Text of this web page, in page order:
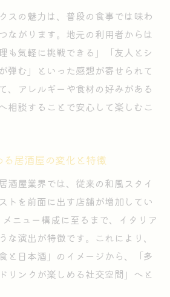
スの魅力は、普段の食事では味わ
ながります。地元の利用者からは
も気軽に挑戦できる」「友人とシ
弾む」といった感想が寄せられて
、アレルギーや食材の好みがある
相談することで安心して楽しむこ
居酒屋の変化と特徴
酒屋業界では、従来の和風スタイ
トを前面に出す店舗が増加してい
ニュー構成に至るまで、イタリア
な演出が特徴です。これにより、
と日本酒」のイメージから、「多
リンクが楽しめる社交空間」へと